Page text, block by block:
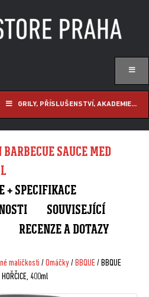
GRILY, PŘÍSLUŠENSTVÍ, AKADEMIE...
SAUCE MED
+ SPECIFIKACE
SOUVISEJÍCÍ
RECENZE A DOTAZY
maličkosti /Omáčky/ BBQUE/ BBQUE
HOŘČICE, 400ml